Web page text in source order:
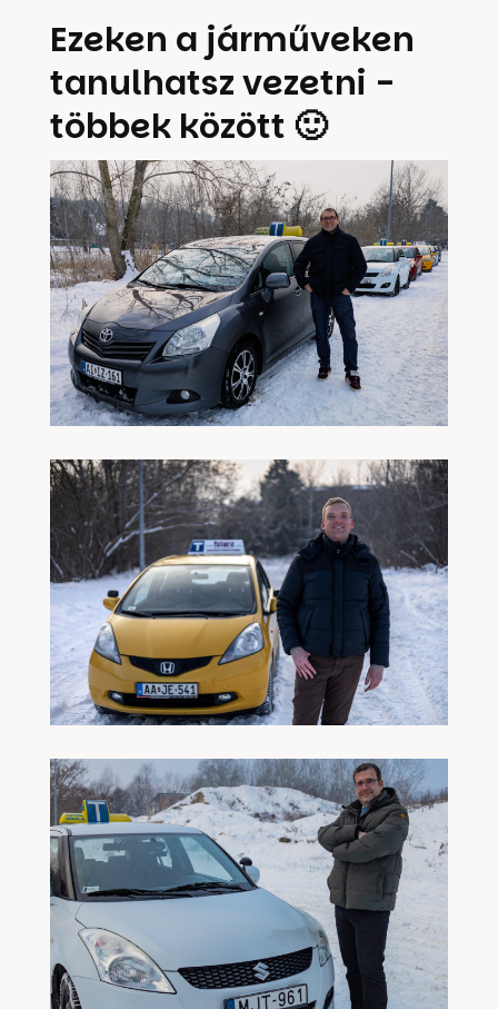
Ezeken a járműveken
tanulhatsz vezetni -
többek között 🙂